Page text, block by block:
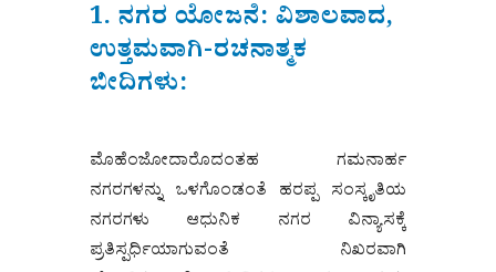
1. ನಗರ ಯೋಜನೆ: ವಿಶಾಲವಾದ,
ಉತ್ತಮವಾಗಿ-ರಚನಾತ್ಮಕ
ಬೀದಿಗಳು:
ಮೊಹೆಂಜೋದಾರೊದಂತಹ ಗಮನಾರ್ಹ
ನಗರಗಳನ್ನು ಒಳಗೊಂಡಂತೆ ಹರಪ್ಪ ಸಂಸ್ಕೃತಿಯ
ನಗರಗಳು ಆಧುನಿಕ ನಗರ ವಿನ್ಯಾಸಕ್ಕೆ
ಪ್ರತಿಸ್ಪರ್ಧಿಯಾಗುವಂತೆ ನಿಖರವಾಗಿ